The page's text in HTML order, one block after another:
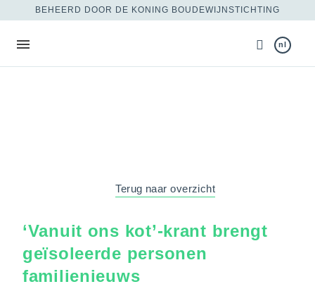
BEHEERD DOOR DE KONING BOUDEWIJNSTICHTING
nl
Terug naar overzicht
‘Vanuit ons kot’-krant brengt
geïsoleerde personen
familienieuws